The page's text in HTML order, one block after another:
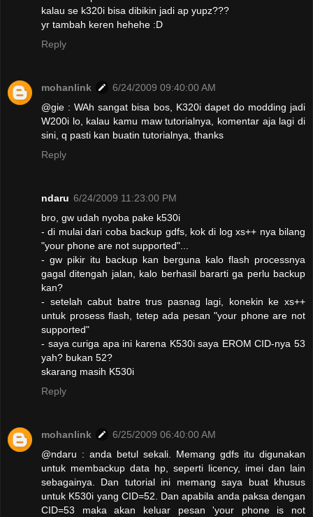
kalau se k320i bisa dibikin jadi ap yupz???
yr tambah keren hehehe :D
Reply
mohanlink
6/24/2009 09:40:00 AM
@gie : WAh sangat bisa bos, K320i dapet do modding jadi
W200i lo, kalau kamu maw tutorialnya, komentar aja lagi di
sini, q pasti kan buatin tutorialnya, thanks
Reply
ndaru 6/24/2009 11:23:00 PM
bro, gw udah nyoba pake k530i
- di mulai dari coba backup gdfs, kok di log xs++ nya bilang
"your phone are not supported"...
- gw pikir itu backup kan berguna kalo flash processnya
gagal ditengah jalan, kalo berhasil bararti ga perlu backup
kan?
- setelah cabut batre trus pasnag lagi, konekin ke xs++
untuk prosess flash, tetep ada pesan "your phone are not
supported"
- saya curiga apa ini karena K530i saya EROM CID-nya 53
yah? bukan 52?
skarang masih K530i
Reply
mohanlink
6/25/2009 06:40:00 AM
@ndaru : anda betul sekali. Memang gdfs itu digunakan
untuk membackup data hp, seperti licency, imei dan lain
sebagainya. Dan tutorial ini memang saya buat khusus
untuk K530i yang CID=52. Dan apabila anda paksa dengan
CID=53 maka akan keluar pesan 'your phone is not